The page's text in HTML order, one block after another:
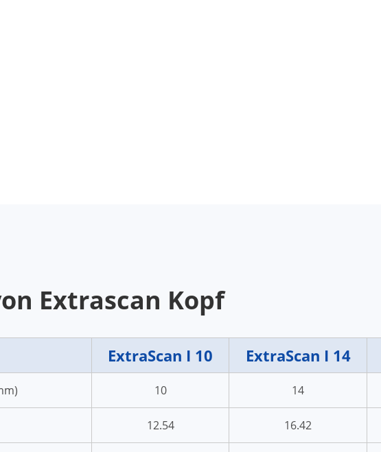
Extrascan Kopf
ExtraScan I 10 ExtraScan I 14
10 14
12.54 16.42